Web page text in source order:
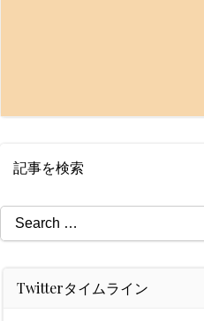
記事を検索
Search
for:
Twitterタイムライン